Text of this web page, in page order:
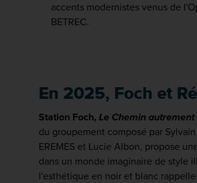
accents modernistes venus de
BETREC.
En 2025, Foch et
Station Foch, Le Chemin autrement
du groupement composé par
EREMES et Lucie Albon, propose
dans un monde imaginaire de style
l'esthétique en noir et blanc